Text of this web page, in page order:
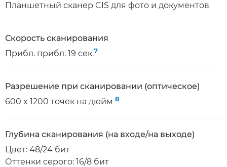
Планшетный сканер CIS для фото и документов
Скорость сканирования
Прибл. прибл. 19 сек.7
Разрешение при сканировании (оптическое)
600 x 1200 точек на дюйм 8
Глубина сканирования (на входе/на выходе)
Цвет: 48/24 бит
Оттенки серого: 16/8 бит